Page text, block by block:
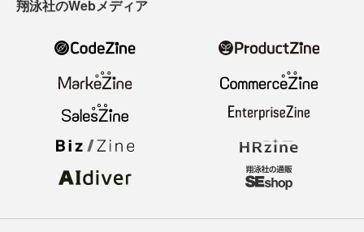
ニュース 記事
イベント BOOKS